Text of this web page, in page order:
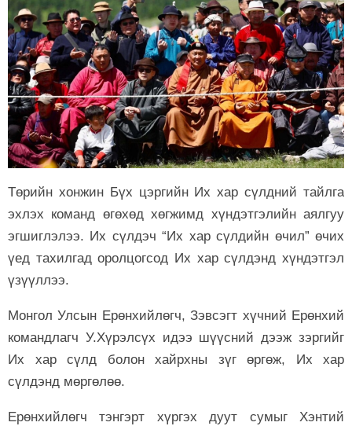
Төрийн хонжин Бүх цэргийн Их хар сүлдний тайлга
эхлэх команд өгөхөд хөгжимд хүндэтгэлийн аялгуу
эгшиглэлээ. Их сүлдэч “Их хар сүлдийн өчил” өчих
үед тахилгад оролцогсод Их хар сүлдэнд хүндэтгэл
үзүүллээ.
Монгол Улсын Ерөнхийлөгч, Зэвсэгт хүчний Ерөнхий
командлагч У.Хүрэлсүх идээ шүүсний дээж зэргийг
Их хар сүлд болон хайрхны зүг өргөж, Их хар
сүлдэнд мөргөлөө.
Ерөнхийлөгч тэнгэрт хүргэх дуут сумыг Хэнтий